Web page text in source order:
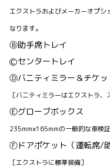
エクストラおよびメーカーオプ
なります。
Ⓑ助手席トレイ
Ⓒセンタートレイ
Ⓓバニティミラー＆チケッ
［バニティミラーはエクストラ
Ⓔグローブボックス
235mm×165mmの一般的な車検証
Ⓕドアポケット（運転席/助
［エクストラに標準装備］